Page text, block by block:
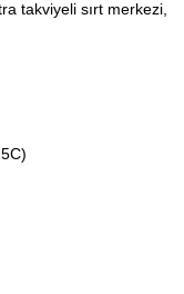
takviyeli sırt merkezi,